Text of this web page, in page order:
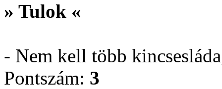
» Tulok «
- Nem kell több
Pontszám: 3